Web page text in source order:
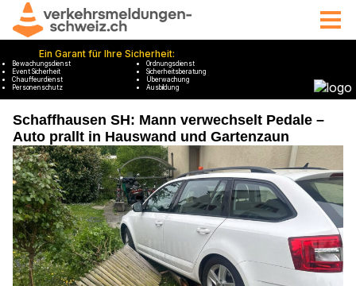
Schaffhausen SH: Mann verwechselt Pedale –
Auto prallt in Hauswand und Gartenzaun